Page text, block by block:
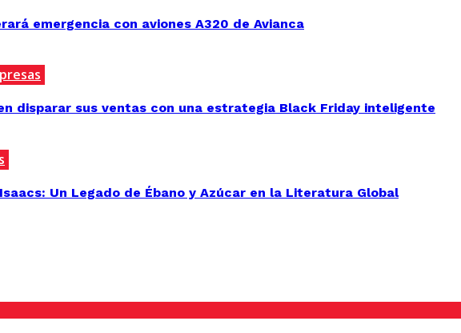
emergencia con aviones A320 de Avianca
disparar sus ventas con una estrategia Black Friday inteligente
Un Legado de Ébano y Azúcar en la Literatura Global